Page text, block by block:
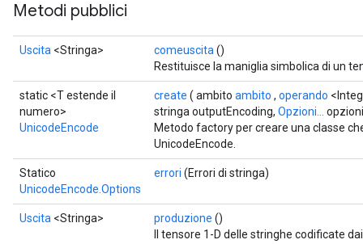
Metodi pubblici
Uscita <Stringa> comeuscita ()
Restituisce la maniglia simbolica di un
static <T estende il
numero>
UnicodeEncode
create ( ambito ambito , operando
stringa outputEncoding, Opzioni...
Metodo factory per creare una classe
UnicodeEncode.
Statico
UnicodeEncode.Options
errori (Errori di stringa)
Uscita <Stringa> produzione ()
Il tensore 1-D delle stringhe codificate